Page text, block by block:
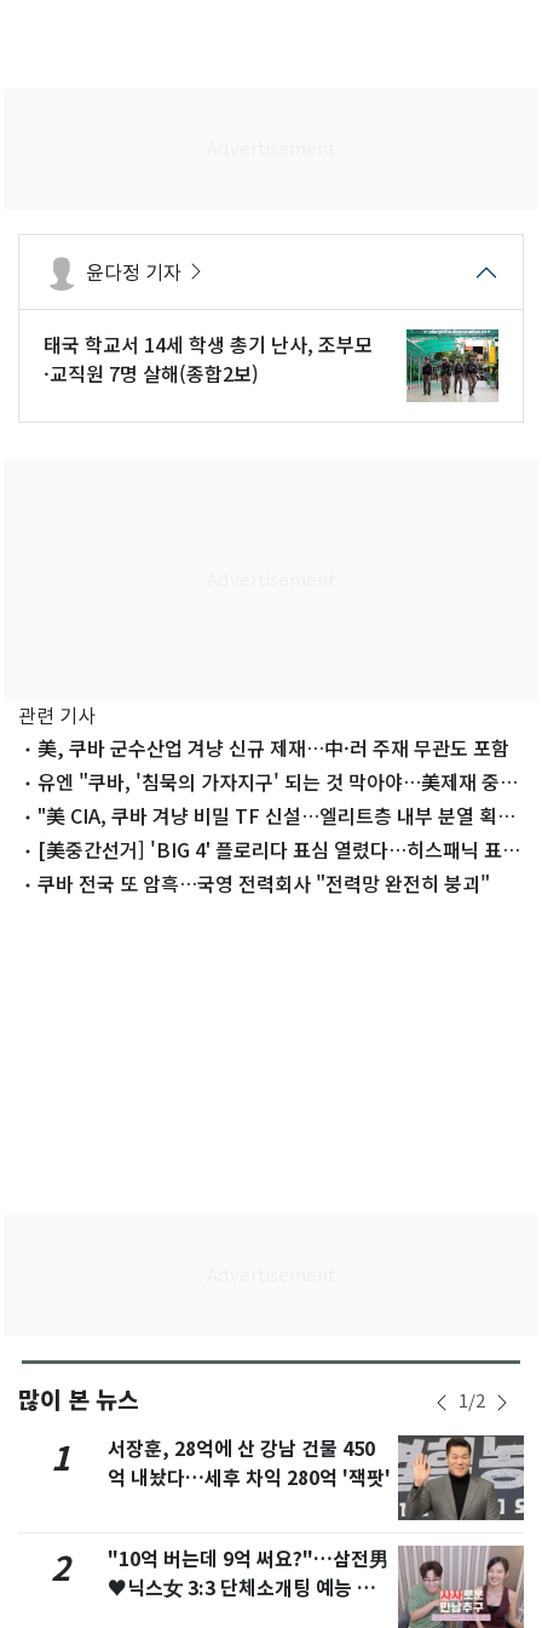
윤다정 기자
태국 학교서 14세 학생 총기 난사, 조부모
·교직원 7명 살해(종합2보)
관련 기사
美, 쿠바 군수산업 겨냥 신규 제재…中·러 주재 무관도 포함
유엔 "쿠바, '침묵의 가자지구' 되는 것 막아야…美제재 중단
촉구"
"美 CIA, 쿠바 겨냥 비밀 TF 신설…엘리트층 내부 분열 획
책"[美중간선거] 'BIG 4' 플로리다 표심 열렸다…히스패닉 표심
주목쿠바 전국 또 암흑…국영 전력회사 "전력망 완전히 붕괴"
많이 본 뉴스 1/2
1
서장훈, 28억에 산 강남 건물 450
억 내놨다…세후 차익 280억 '잭팟'
2
"10억 버는데 9억 써요?"…삼전男
♥닉스女 3:3 단체소개팅 예능 화